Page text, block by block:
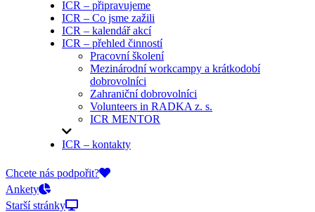
ICR – připravujeme
ICR – Co jsme zažili
ICR – kalendář akcí
ICR – přehled činností
Pracovní školení
Mezinárodní workcampy a krátkodobí
dobrovolníci
Zahraniční dobrovolníci
Volunteers in RADKA z. s.
ICR MENTOR
ICR – kontakty
On-line přihlášky
Chcete nás podpořit?
Ankety
Starší stránky